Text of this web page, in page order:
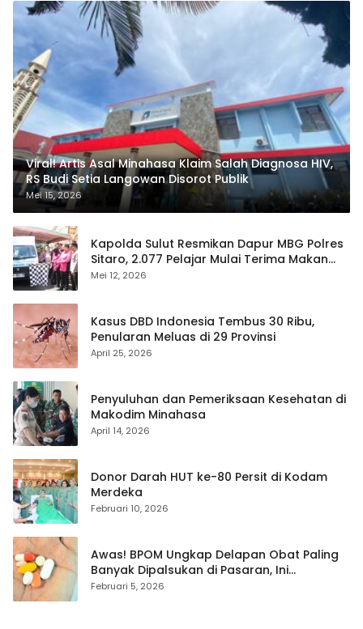
Viral! Artis Asal Minahasa Klaim Salah Diagnosa HIV,
RS Budi Setia Langowan Disorot Publik
Mei 15, 2026
Kapolda Sulut Resmikan Dapur MBG Polres
Sitaro, 2.077 Pelajar Mulai Terima Makan
Gratis
Mei 12, 2026
Kasus DBD Indonesia Tembus 30 Ribu,
Penularan Meluas di 29 Provinsi
April 25, 2026
Penyuluhan dan Pemeriksaan Kesehatan di
Makodim Minahasa
April 14, 2026
Donor Darah HUT ke-80 Persit di Kodam
Merdeka
Februari 10, 2026
Awas! BPOM Ungkap Delapan Obat Paling
Banyak Dipalsukan di Pasaran, Ini
Daftarnya
Februari 5, 2026